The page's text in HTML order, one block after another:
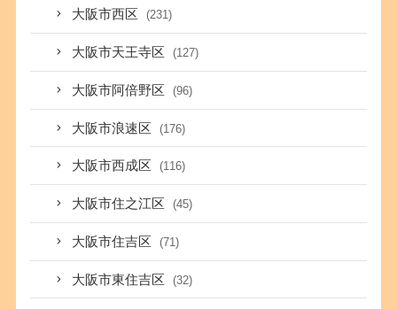
大阪市西区 (231)
大阪市天王寺区 (127)
大阪市阿倍野区 (96)
大阪市浪速区 (176)
大阪市西成区 (116)
大阪市住之江区 (45)
大阪市住吉区 (71)
大阪市東住吉区 (32)